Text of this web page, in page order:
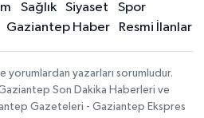
Sağlık Siyaset
Spor
Gaziantep Haber Resmi İlanlar
yorumlardan yazarları sorumludur.
Son Dakika Haberleri ve
Gazeteleri - Gaziantep Ekspres